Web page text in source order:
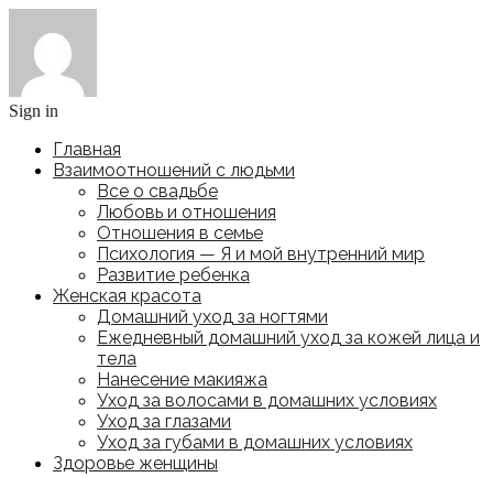
Sign in
Главная
Взаимоотношений с людьми
Все о свадьбе
Любовь и отношения
Отношения в семье
Психология — Я и мой внутренний мир
Развитие ребенка
Женская красота
Домашний уход за ногтями
Ежедневный домашний уход за кожей лица и
тела
Нанесение макияжа
Уход за волосами в домашних условиях
Уход за глазами
Уход за губами в домашних условиях
Здоровье женщины